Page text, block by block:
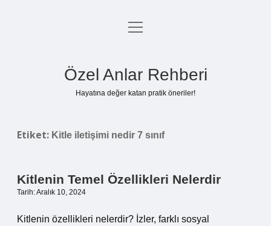
Anasayfa
menüyü
Özel Anlar Rehberi
Hayatına değer katan pratik öneriler!
Etiket: Kitle iletişimi nedir 7 sınıf
Kitlenin Temel Özellikleri Nelerdir
Tarih: Aralık 10, 2024
Kitlenin özellikleri nelerdir? İzler, farklı sosyal